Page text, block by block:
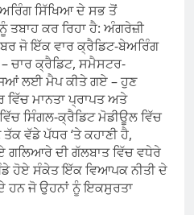
ਸਿੱਖਿਆ ਦੇ ਸਭ ਤੋਂ
ਕਰ ਰਿਹਾ ਹੈ: ਅੰਗਰੇਜ਼ੀ
ਜੋ ਇੱਕ ਵਾਰ ਕ੍ਰੈਡਿਟ-ਬੇਅਰਿੰਗ
ਚਾਰ ਕ੍ਰੈਡਿਟ, ਸਮੈਸਟਰ-
ਲਈ ਮੈਪ ਕੀਤੇ ਗਏ – ਹੁਣ
ਵਿੱਚ ਮਾਨਤਾ ਪ੍ਰਾਪਤ ਅਤੇ
ਸਿੰਗਲ-ਕ੍ਰੈਡਿਟ ਮੋਡੀਊਲ ਵਿੱਚ
ਵੱਡੇ ਪੱਧਰ ‘ਤੇ ਕਹਾਣੀ ਹੈ,
ਗਲਿਆਰੇ ਦੀ ਗੱਲਬਾਤ ਵਿੱਚ ਵਧੇਰੇ
ਹੋਏ ਸੰਕੇਤ ਇੱਕ ਵਿਆਪਕ ਨੀਤੀ ਦੇ
ਹਨ ਜੋ ਉਹਨਾਂ ਨੂੰ ਇਕਸੁਰਤਾ